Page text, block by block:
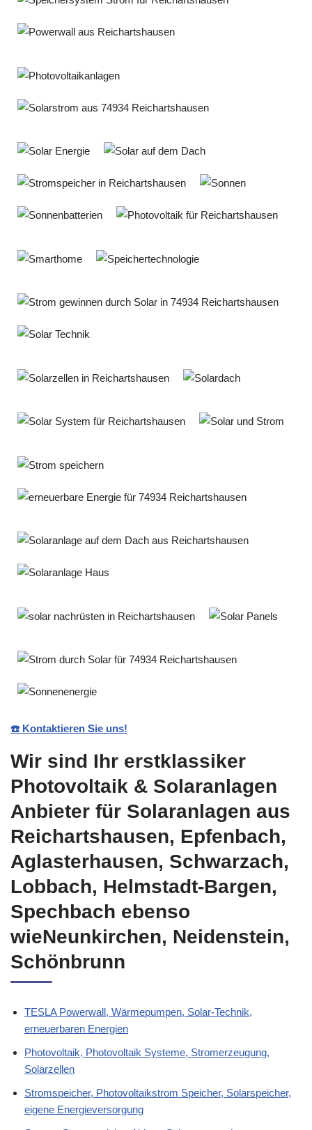
☎️ Kontaktieren Sie uns!
Wir sind Ihr erstklassiker
Photovoltaik & Solaranlagen
Anbieter für Solaranlagen aus
Reichartshausen, Epfenbach,
Aglasterhausen, Schwarzach,
Lobbach, Helmstadt-Bargen,
Spechbach ebenso
wieNeunkirchen, Neidenstein,
Schönbrunn
TESLA Powerwall, Wärmepumpen, Solar-Technik,
erneuerbaren Energien
Photovoltaik, Photovoltaik Systeme, Stromerzeugung,
Solarzellen
Stromspeicher, Photovoltaikstrom Speicher, Solarspeicher,
eigene Energieversorgung